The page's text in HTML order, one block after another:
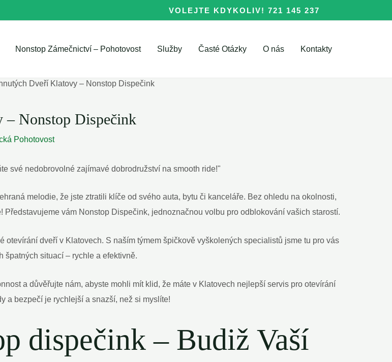
VOLEJTE KDYKOLIV! 721 145 237
Nonstop Zámečnictví – Pohotovost Služby Časté Otázky O nás Kontakty
Dveří Klatovy – Nonstop Dispečink
– Nonstop Dispečink
Pohotovost
své nedobrovolné zajímavé dobrodružství na smooth ride!"
melodie, že jste ztratili klíče od svého auta, bytu či kanceláře. Bez ohledu na okolnosti,
vám Nonstop Dispečink, jednoznačnou volbu pro odblokování vašich starostí.
dveří v Klatovech. S naším týmem špičkově vyškolených specialistů jsme tu pro vás
špatných situací – rychle a efektivně.
a důvěřujte nám, abyste mohli mít klid, že máte v Klatovech nejlepší servis pro otevírání
a bezpečí je rychlejší a snazší, než si myslíte!
dispečink – Budiž Vaší